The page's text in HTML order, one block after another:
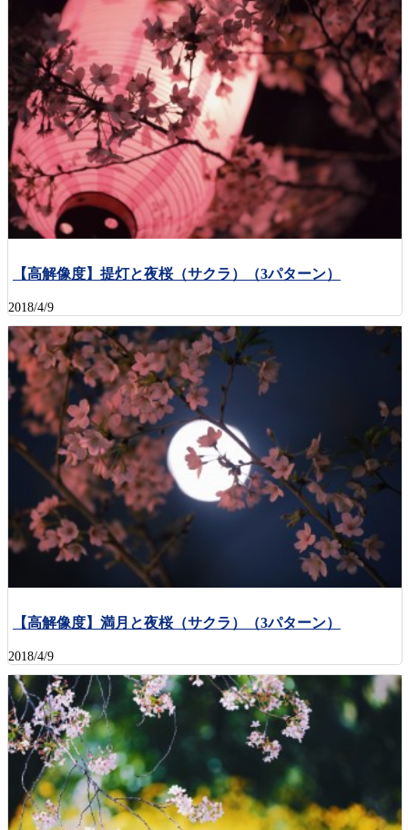
【高解像度】提灯と夜桜（サクラ）（3パターン）
2018/4/9
【高解像度】満月と夜桜（サクラ）（3パターン）
2018/4/9